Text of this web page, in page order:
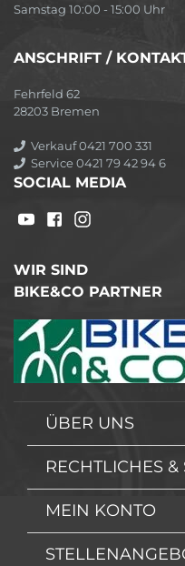
Samstag 10:00 - 15:00 Uhr
ANSCHRIFT /
Fehrfeld 62
28203 Bremen
Verkauf 0421 700 331
Service 0421 79 42 94 6
SOCIAL MEDIA
WIR SIND
BIKE&CO PARTNER
ÜBER UNS
RECHTLICHES &
MEIN KONTO